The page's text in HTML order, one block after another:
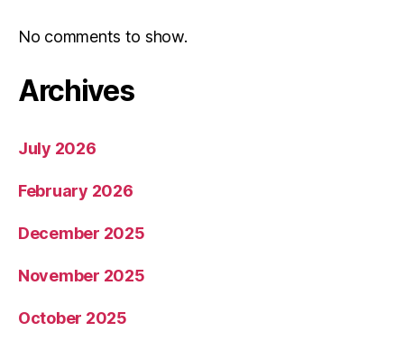
No comments to show.
Archives
July 2026
February 2026
December 2025
November 2025
October 2025